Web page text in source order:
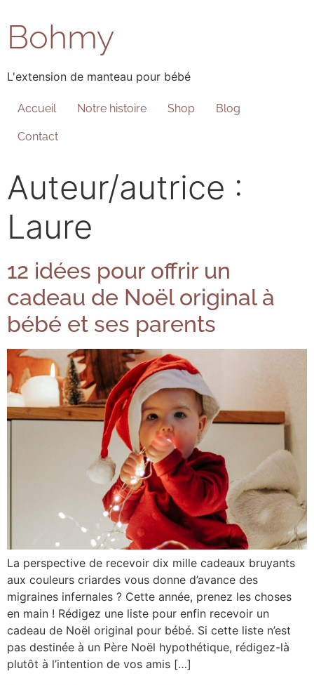
Bohmy
L'extension de manteau pour bébé
Accueil Notre histoire Shop Blog
Contact
Auteur/autrice :
Laure
12 idées pour offrir un
cadeau de Noël original à
bébé et ses parents
La perspective de recevoir dix mille cadeaux bruyants
aux couleurs criardes vous donne d’avance des
migraines infernales ? Cette année, prenez les choses
en main ! Rédigez une liste pour enfin recevoir un
cadeau de Noël original pour bébé. Si cette liste n’est
pas destinée à un Père Noël hypothétique, rédigez-là
plutôt à l’intention de vos amis […]